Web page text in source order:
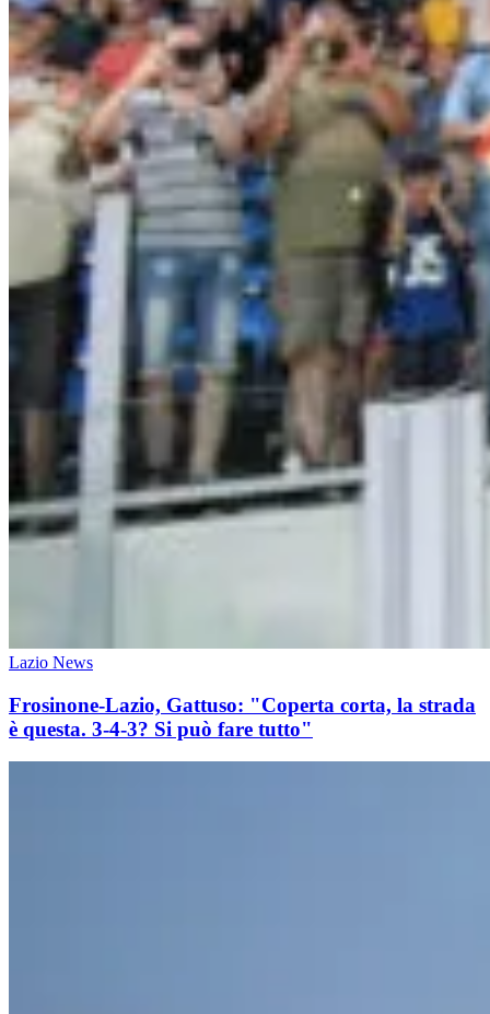
Lazio News
Frosinone-Lazio, Gattuso: "Coperta corta, la strada
è questa. 3-4-3? Si può fare tutto"